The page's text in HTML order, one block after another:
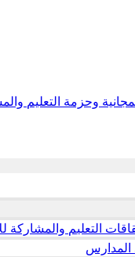
وحزمة التعليم
التعليم والمشاركة
المدارس